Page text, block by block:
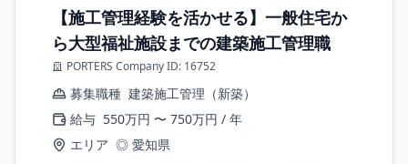
【施工管理経験を活かせる】一般住宅か
ら大型福祉施設までの建築施工管理職
PORTERS Company ID: 16752
募集職種 建築施工管理（新築）
給与 550万円 〜 750万円 / 年
エリア ◎ 愛知県